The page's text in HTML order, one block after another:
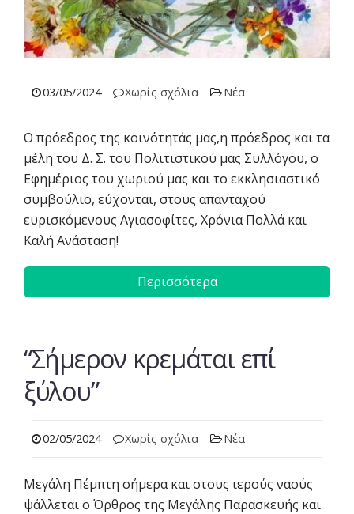
03/05/2024 Χωρίς σχόλια Νέα
Ο πρόεδρος της κοινότητάς μας,η πρόεδρος και τα
μέλη του Δ. Σ. του Πολιτιστικού μας Συλλόγου, ο
Εφημέριος του χωριού μας και το εκκλησιαστικό
συμβούλιο, εύχονται, στους απανταχού
ευρισκόμενους Αγιασοφίτες, Χρόνια Πολλά και
Καλή Ανάσταση!
Περισσότερα
“Σήμερον κρεμάται επί
ξύλου”
02/05/2024 Χωρίς σχόλια Νέα
Μεγάλη Πέμπτη σήμερα και στους ιερούς ναούς
ψάλλεται ο Όρθρος της Μεγάλης Παρασκευής και